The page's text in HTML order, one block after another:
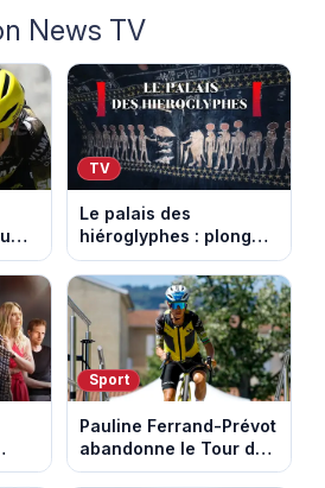
News TV
TV
Le palais des
hiéroglyphes : plongez
dans la tombe
égyptienne qui fascine
les archéologues
Sport
Pauline Ferrand-Prévot
abandonne le Tour de
France Femmes avant